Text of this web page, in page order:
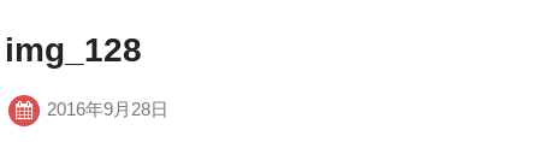
img_128
2016年9月28日